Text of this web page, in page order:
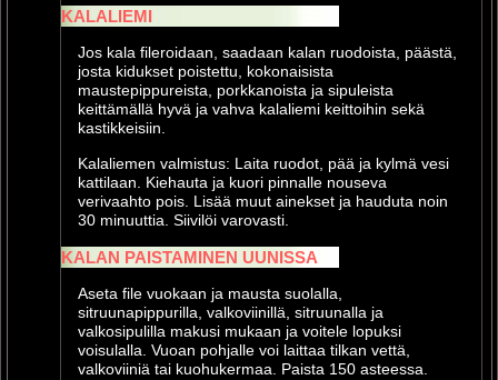
KALALIEMI
Jos kala fileroidaan, saadaan kalan ruodoista, päästä,
josta kidukset poistettu, kokonaisista
maustepippureista, porkkanoista ja sipuleista
keittämällä hyvä ja vahva kalaliemi keittoihin sekä
kastikkeisiin.
Kalaliemen valmistus: Laita ruodot, pää ja kylmä vesi
kattilaan. Kiehauta ja kuori pinnalle nouseva
verivaahto pois. Lisää muut ainekset ja hauduta noin
30 minuuttia. Siivilöi varovasti.
KALAN PAISTAMINEN UUNISSA
Aseta file vuokaan ja mausta suolalla,
sitruunapippurilla, valkoviinillä, sitruunalla ja
valkosipulilla makusi mukaan ja voitele lopuksi
voisulalla. Vuoan pohjalle voi laittaa tilkan vettä,
valkoviiniä tai kuohukermaa. Paista 150 asteessa.